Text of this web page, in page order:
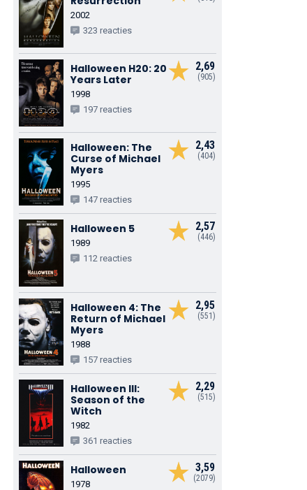
2002
323 reacties
2,69
(905)
Halloween H20: 20
Years Later
1998
197 reacties
2,43
(404)
Halloween: The
Curse of Michael
Myers
1995
147 reacties
2,57
(446)
Halloween 5
1989
112 reacties
2,95
(551)
Halloween 4: The
Return of Michael
Myers
1988
157 reacties
2,29
(515)
Halloween III:
Season of the
Witch
1982
361 reacties
3,59
(2079)
Halloween
1978